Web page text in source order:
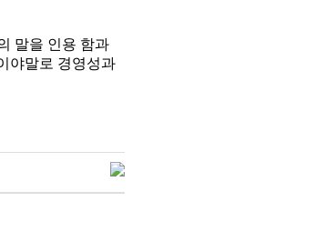
말을 인용 함과
야말로 경영성과